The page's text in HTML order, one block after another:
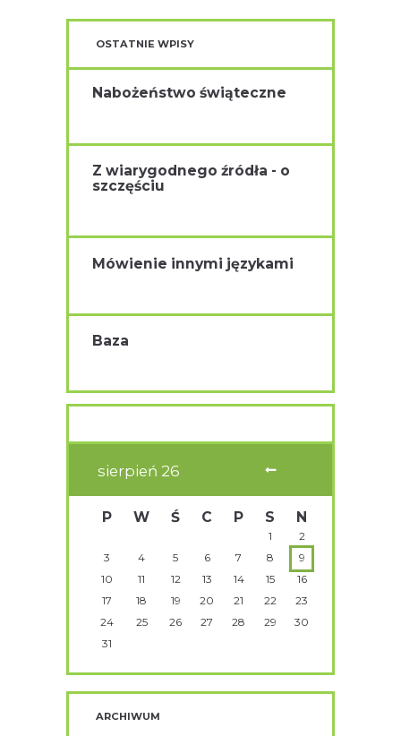
OSTATNIE WPISY
Nabożeństwo świąteczne
Z wiarygodnego źródła - o
szczęściu
Mówienie innymi językami
Baza
sierpień 26
P W Ś C P S N
1
2
3
4 5 6 7 8
9
10
11 12 13 14 15
16
17
18 19 20 21 22
23
24
25 26 27 28 29
30
31
ARCHIWUM